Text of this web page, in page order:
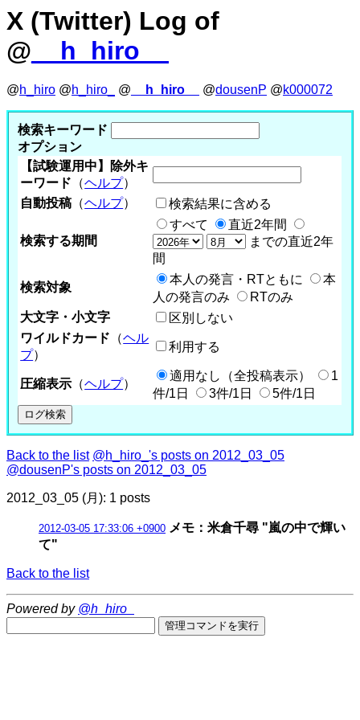
X (Twitter) Log of
@ __h_hiro__
@h_hiro @h_hiro_ @ __h_hiro__ @dousenP @k000072
検索キーワード
オプション
【試験運用中】除外キ
ーワード （ヘルプ）
自動投稿 （ヘルプ） 検索結果に含める
検索する期間
すべて
直近2年間
までの直近2年
間
検索対象
本人の発言・RTともに
本
人の発言のみ
RTのみ
大文字・小文字
区別しない
ワイルドカード （ヘル
プ）
利用する
圧縮表示 （ヘルプ）
適用なし（全投稿表示）
1
件/1日
3件/1日 5件/1日
Back to the list @h_hiro_'s posts on 2012_03_05
@dousenP's posts on 2012_03_05
2012_03_05 (月): 1 posts
2012-03-05 17:33:06 +0900 メモ：米倉千尋 "嵐の中で輝い
て"
Back to the list
Powered by @h_hiro_